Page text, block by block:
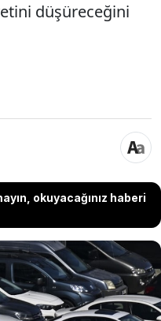
düşüreceğini
okuyacağınız haberi
MASFED Genel
yaygın olarak
ve dijital satış